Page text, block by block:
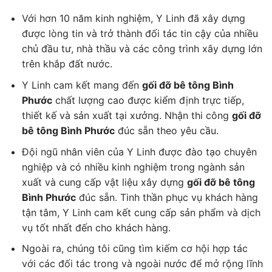
Với hơn 10 năm kinh nghiệm, Y Linh đã xây dựng
được lòng tin và trở thành đối tác tin cậy của nhiều
chủ đầu tư, nhà thầu và các công trình xây dựng lớn
trên khắp đất nước.
Y Linh cam kết mang đến gối đỡ bê tông Bình
Phướcchất lượng cao được kiểm định trực tiếp,
thiết kế và sản xuất tại xưởng. Nhận thi công gối đỡ
bê tông Bình Phướcđúc sẵn theo yêu cầu.
Đội ngũ nhân viên của Y Linh được đào tạo chuyên
nghiệp và có nhiều kinh nghiệm trong ngành sản
xuất và cung cấp vật liệu xây dựng gối đỡ bê tông
Bình Phướcđúc sẵn. Tinh thần phục vụ khách hàng
tận tâm, Y Linh cam kết cung cấp sản phẩm và dịch
vụ tốt nhất đến cho khách hàng.
Ngoài ra, chúng tôi cũng tìm kiếm cơ hội hợp tác
với các đối tác trong và ngoài nước để mở rộng lĩnh